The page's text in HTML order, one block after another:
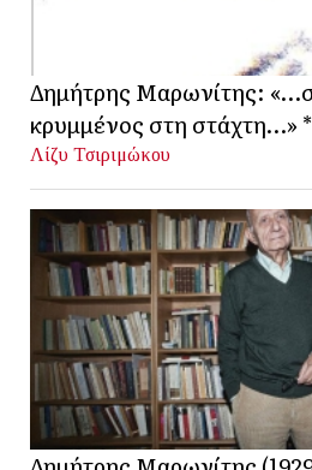
Δημήτρης Μαρωνίτης:
κρυμμένος στη στάχτη…» *
Λίζυ Τσιριμώκου